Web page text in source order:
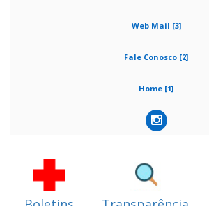
Web Mail [3]
Fale Conosco [2]
Home [1]